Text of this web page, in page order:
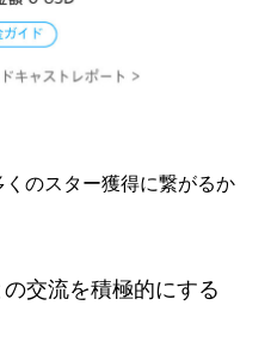
のスター獲得に繋がるか
交流を積極的にする